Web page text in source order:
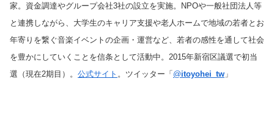
家。資金調達やグループ会社3社の設立を実施。NPOや一般社団法人等
と連携しながら、大学生のキャリア支援や老人ホームで地域の若者とお
年寄りを繋ぐ音楽イベントの企画・運営など、若者の感性を通して社会
を豊かにしていくことを信条として活動中。2015年新宿区議選で初当
選（現在2期目）。 公式サイト 。ツイッター「 @itoyohei_tw 」